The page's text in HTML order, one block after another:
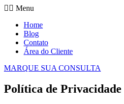
Menu
Home
Blog
Contato
Área do Cliente
MARQUE SUA CONSULTA
Política de Privacidade